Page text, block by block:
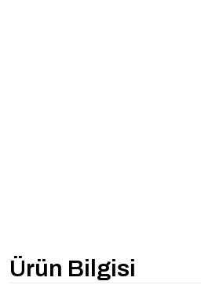
Ürün Bilgisi